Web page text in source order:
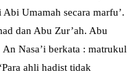
Umamah secara marfu’.
dan Abu Zur’ah. Abu
Nasa’i berkata : matrukul
ahli hadist tidak